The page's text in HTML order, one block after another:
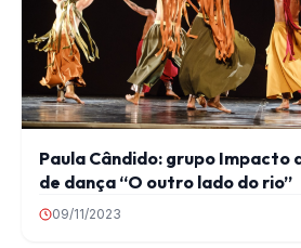
Paula Cândido: grupo Impacto
de dança “O outro lado do rio”
09/11/2023